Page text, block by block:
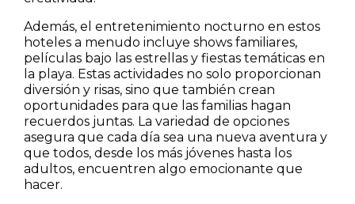
Además, el entretenimiento nocturno en estos
hoteles a menudo incluye shows familiares,
películas bajo las estrellas y fiestas temáticas en
la playa. Estas actividades no solo proporcionan
diversión y risas, sino que también crean
oportunidades para que las familias hagan
recuerdos juntas. La variedad de opciones
asegura que cada día sea una nueva aventura y
que todos, desde los más jóvenes hasta los
adultos, encuentren algo emocionante que
hacer.